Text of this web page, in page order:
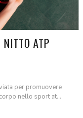
NITTO ATP
per promuovere
nello sport at...